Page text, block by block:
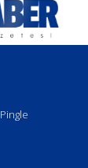
Pingle